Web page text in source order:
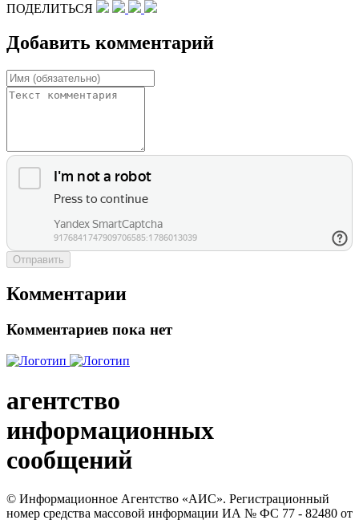
ПОДЕЛИТЬСЯ
Добавить комментарий
Отправить
Комментарии
Комментариев пока нет
агентство
информационных
сообщений
© Информационное Агентство «АИС». Регистрационный
номер средства массовой информации ИА № ФС 77 - 82480 от